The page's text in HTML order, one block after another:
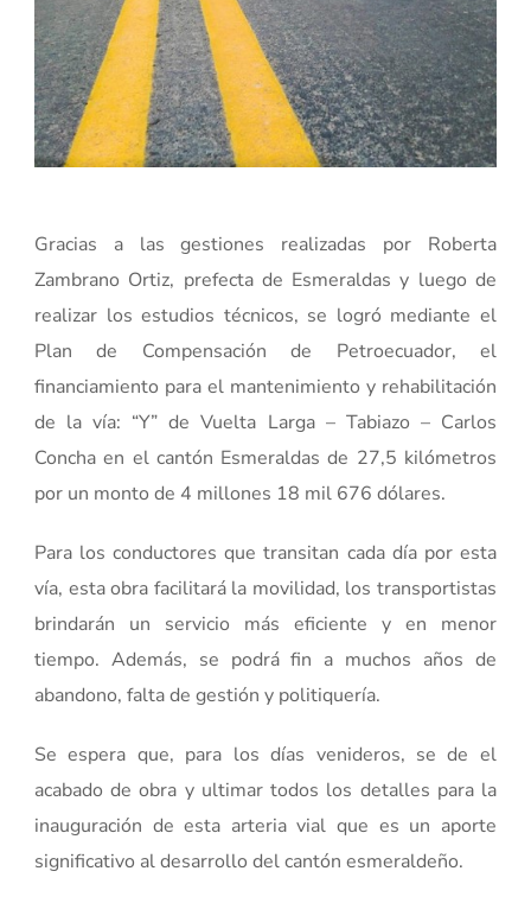
Gracias a las gestiones realizadas por Roberta
Zambrano Ortiz, prefecta de Esmeraldas y luego de
realizar los estudios técnicos, se logró mediante el
Plan de Compensación de Petroecuador, el
financiamiento para el mantenimiento y rehabilitación
de la vía: “Y” de Vuelta Larga – Tabiazo – Carlos
Concha en el cantón Esmeraldas de 27,5 kilómetros
por un monto de 4 millones 18 mil 676 dólares.
Para los conductores que transitan cada día por esta
vía, esta obra facilitará la movilidad, los transportistas
brindarán un servicio más eficiente y en menor
tiempo. Además, se podrá fin a muchos años de
abandono, falta de gestión y politiquería.
Se espera que, para los días venideros, se de el
acabado de obra y ultimar todos los detalles para la
inauguración de esta arteria vial que es un aporte
significativo al desarrollo del cantón esmeraldeño.